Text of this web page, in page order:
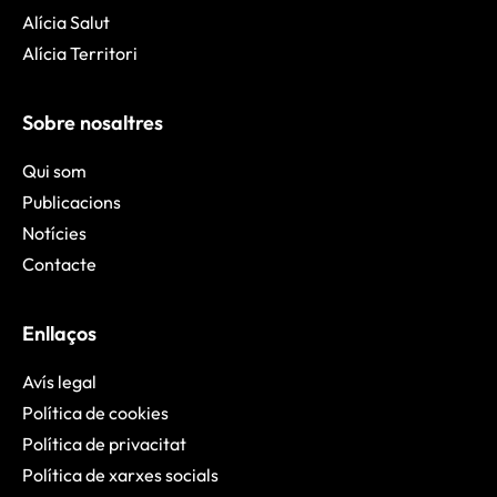
Alícia Salut
Alícia Territori
Sobre nosaltres
Qui som
Publicacions
Notícies
Contacte
Enllaços
Avís legal
Política de cookies
Política de privacitat
Política de xarxes socials